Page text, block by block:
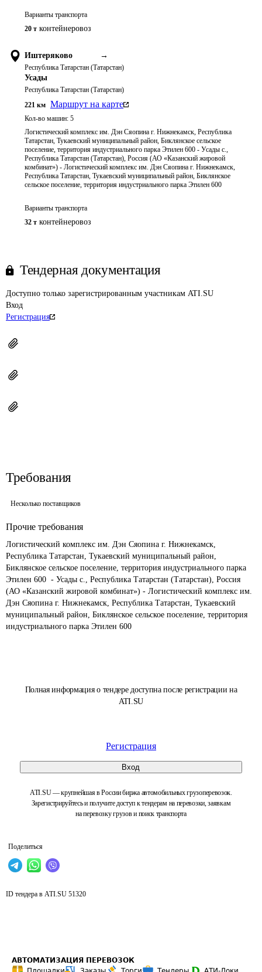
Полная информация о тендере доступна после регистрации на
ATI.SU
Регистрация
Вход
ATI.SU — крупнейшая в России биржа автомобильных грузоперевозок.
Зарегистрируйтесь и получите доступ к тендерам на перевозки, заявкам
на перевозку грузов и поиск транспорта
Поделиться
Варианты транспорта
20 т контейнеровоз
Иштеряково →
Республика Татарстан (Татарстан)
Усады
Республика Татарстан (Татарстан)
221 км Маршрут на карте
Кол-во машин: 5
Логистический комплекс им. Дэн Сяопина г. Нижнекамск, Республика
Татарстан, Тукаевский муниципальный район, Биклянское сельское
поселение, территория индустриального парка Этилен 600 - Усады с.,
Республика Татарстан (Татарстан), Россия (АО «Казанский жировой
комбинат») - Логистический комплекс им. Дэн Сяопина г. Нижнекамск,
Республика Татарстан, Тукаевский муниципальный район, Биклянское
сельское поселение, территория индустриального парка Этилен 600
Варианты транспорта
32 т контейнеровоз
Тендерная документация
Доступно только зарегистрированным участникам ATI.SU
Вход
Регистрация
Требования
Несколько поставщиков
Прочие требования
Логистический комплекс им. Дэн Сяопина г. Нижнекамск,
Республика Татарстан, Тукаевский муниципальный район,
Биклянское сельское поселение, территория индустриального парка
Этилен 600  - Усады с., Республика Татарстан (Татарстан), Россия
(АО «Казанский жировой комбинат») - Логистический комплекс им.
Дэн Сяопина г. Нижнекамск, Республика Татарстан, Тукаевский
муниципальный район, Биклянское сельское поселение, территория
индустриального парка Этилен 600
ID тендера в ATI.SU 51320
АВТОМАТИЗАЦИЯ ПЕРЕВОЗОК